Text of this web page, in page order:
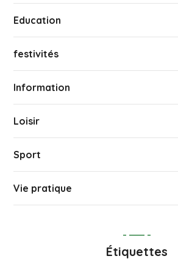
Education
festivités
Information
Loisir
Sport
Vie pratique
Étiquettes